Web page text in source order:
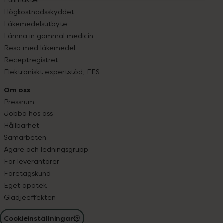
Högkostnadsskyddet
Läkemedelsutbyte
Lämna in gammal medicin
Resa med läkemedel
Receptregistret
Elektroniskt expertstöd, EES
Om oss
Pressrum
Jobba hos oss
Hållbarhet
Samarbeten
Ägare och ledningsgrupp
För leverantörer
Företagskund
Eget apotek
Glädjeeffekten
Cookieinställningar